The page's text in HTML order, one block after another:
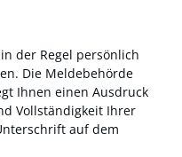
der Regel persönlich
Die Meldebehörde
Ihnen einen Ausdruck
Vollständigkeit Ihrer
auf dem